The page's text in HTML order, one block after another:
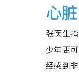
心
张医生
少年更
经感到